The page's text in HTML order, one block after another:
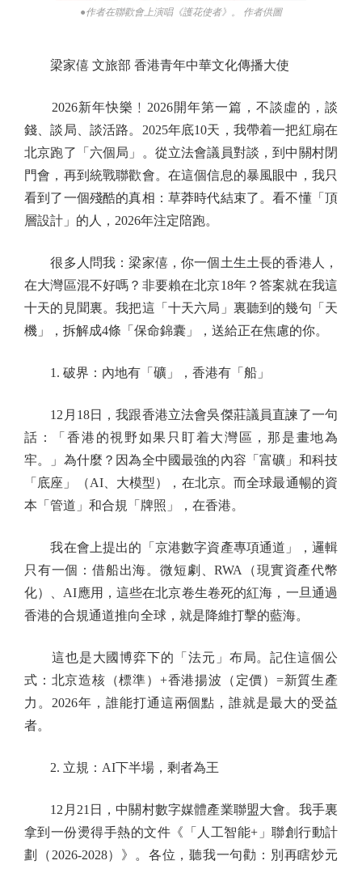
●作者在聯歡會上演唱《護花使者》。 作者供圖
梁家僖 文旅部 香港青年中華文化傳播大使
2026新年快樂﹗2026開年第一篇，不談虛的，談
錢、談局、談活路。2025年底10天，我帶着一把紅扇在
北京跑了「六個局」。從立法會議員對談，到中關村閉
門會，再到統戰聯歡會。在這個信息的暴風眼中，我只
看到了一個殘酷的真相：草莽時代結束了。看不懂「頂
層設計」的人，2026年注定陪跑。
很多人問我：梁家僖，你一個土生土長的香港人，
在大灣區混不好嗎？非要賴在北京18年？答案就在我這
十天的見聞裏。我把這「十天六局」裏聽到的幾句「天
機」，拆解成4條「保命錦囊」，送給正在焦慮的你。
1. 破界：內地有「礦」，香港有「船」
12月18日，我跟香港立法會吳傑莊議員直諫了一句
話：「香港的視野如果只盯着大灣區，那是畫地為
牢。」為什麼？因為全中國最強的內容「富礦」和科技
「底座」（AI、大模型），在北京。而全球最通暢的資
本「管道」和合規「牌照」，在香港。
我在會上提出的「京港數字資產專項通道」，邏輯
只有一個：借船出海。微短劇、RWA（現實資產代幣
化）、AI應用，這些在北京卷生卷死的紅海，一旦通過
香港的合規通道推向全球，就是降維打擊的藍海。
這也是大國博弈下的「法元」布局。記住這個公
式：北京造核（標準）+香港揚波（定價）=新質生產
力。2026年，誰能打通這兩個點，誰就是最大的受益
者。
2. 立規：AI下半場，剩者為王
12月21日，中關村數字媒體產業聯盟大會。我手裏
拿到一份燙得手熱的文件《「人工智能+」聯創行動計
劃（2026-2028）》。各位，聽我一句勸：別再瞎炒元